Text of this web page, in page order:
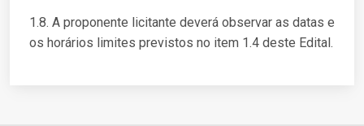
1.8. A proponente licitante deverá observar as datas e
os horários limites previstos no item 1.4 deste Edital.